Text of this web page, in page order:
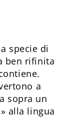
specie di
ben rifinita
a
sopra un
alla lingua